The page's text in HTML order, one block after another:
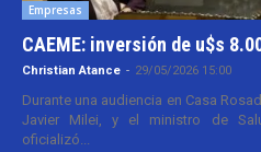
Empresas
CAEME: inversión de u$s
Christian Atance - 29/05/2026 15:00
Durante una audiencia en Casa
Javier Milei, y el ministro de
oficializó...